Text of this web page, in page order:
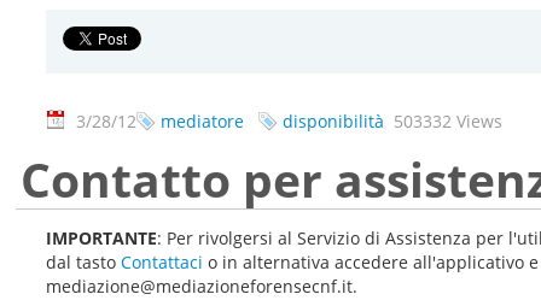
3/28/12 mediatore disponibilità 503332 Views
Contatto per
IMPORTANTE: Per rivolgersi al Servizio di Assistenza per
dal tasto Contattaci o in alternativa accedere all'applicativo
mediazione@mediazioneforensecnf.it.